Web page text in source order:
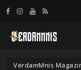
VerdamMnis
Panneau de gestion